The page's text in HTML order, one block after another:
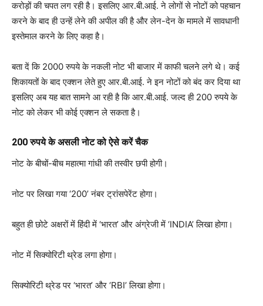
करोड़ों की चपत लग रही है। इसलिए आर.बी.आई. ने लोगों से नोटों को पहचान
करने के बाद ही उन्हें लेने की अपील की है और लेन-देन के मामले में सावधानी
इस्तेमाल करने के लिए कहा है।
बता दें कि 2000 रुपये के नकली नोट भी बाजार में काफी चलने लगे थे। कई
शिकायतों के बाद एक्शन लेते हुए आर.बी.आई. ने इन नोटों को बंद कर दिया था
इसलिए अब यह बात सामने आ रही है कि आर.बी.आई. जल्द ही 200 रुपये के
नोट को लेकर भी कोई एक्शन ले सकता है।
200 रुपये के असली नोट को ऐसे करें चैक
नोट के बीचों-बीच महात्मा गांधी की तस्वीर छपी होगी।
नोट पर लिखा गया ‘200’ नंबर ट्रांसपेरेंट होगा।
बहुत ही छोटे अक्षरों में हिंदी में ‘भारत’ और अंग्रेजी में ‘INDIA’ लिखा होगा।
नोट में सिक्योरिटी थ्रेड लगा होगा।
सिक्योरिटी थ्रेड पर ‘भारत’ और ‘RBI’ लिखा होगा।